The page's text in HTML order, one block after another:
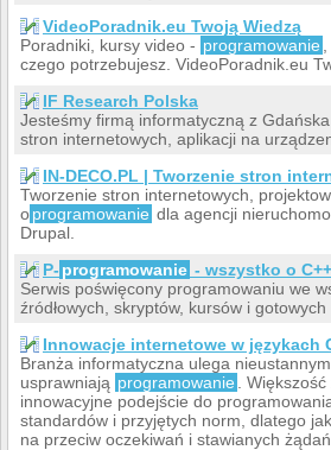
VideoPoradnik.eu Twoją Wiedzą
Poradniki, kursy video - programowanie
czego potrzebujesz. VideoPoradnik.eu
IF Research Polska
Jesteśmy firmą informatyczną z
stron internetowych, aplikacji na
IN-DECO.PL | Tworzenie stron
Tworzenie stron internetowych,
oprogramowanie dla agencji
Drupal.
P- programowanie - wszystko o
Serwis poświęcony programowaniu we
źródłowych, skryptów, kursów i gotowych
Innowacje internetowe w językach
Branża informatyczna ulega
usprawniają programowanie
.
innowacyjne podejście do
standardów i przyjętych norm, dlatego
na przeciw oczekiwań i stawianych żądań.